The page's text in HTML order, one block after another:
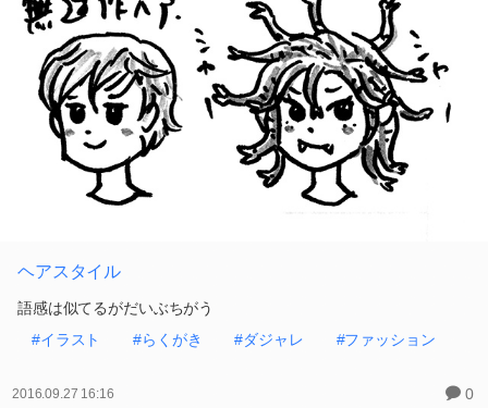
ヘアスタイル
語感は似てるがだいぶちがう
#イラスト
#らくがき #ダジャレ #ファッション
2016.09.27 16:16 0